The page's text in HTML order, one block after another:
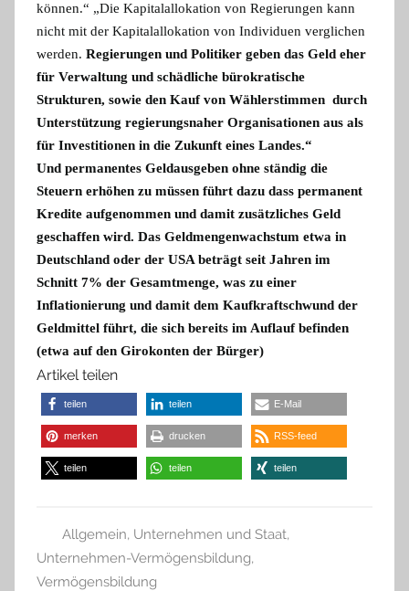
können.“ „Die Kapitalallokation von Regierungen kann
nicht mit der Kapitalallokation von Individuen verglichen
werden. Regierungen und Politiker geben das Geld eher
für Verwaltung und schädliche bürokratische
Strukturen, sowie den Kauf von Wählerstimmen durch
Unterstützung regierungsnaher Organisationen aus als
für Investitionen in die Zukunft eines Landes.“
Und permanentes Geldausgeben ohne ständig die
Steuern erhöhen zu müssen führt dazu dass permanent
Kredite aufgenommen und damit zusätzliches Geld
geschaffen wird. Das Geldmengenwachstum etwa in
Deutschland oder der USA beträgt seit Jahren im
Schnitt 7% der Gesamtmenge, was zu einer
Inflationierung und damit dem Kaufkraftschwund der
Geldmittel führt, die sich bereits im Auflauf befinden
(etwa auf den Girokonten der Bürger)
Artikel teilen
teilen teilen E-Mail
merken drucken RSS-feed
teilen teilen teilen
Allgemein, Unternehmen und Staat,
Unternehmen-Vermögensbildung,
Vermögensbildung